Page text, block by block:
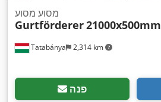
Tatabánya 2,314 km
מסוע מסוע
Gurtförderer21000x500mm
פנה